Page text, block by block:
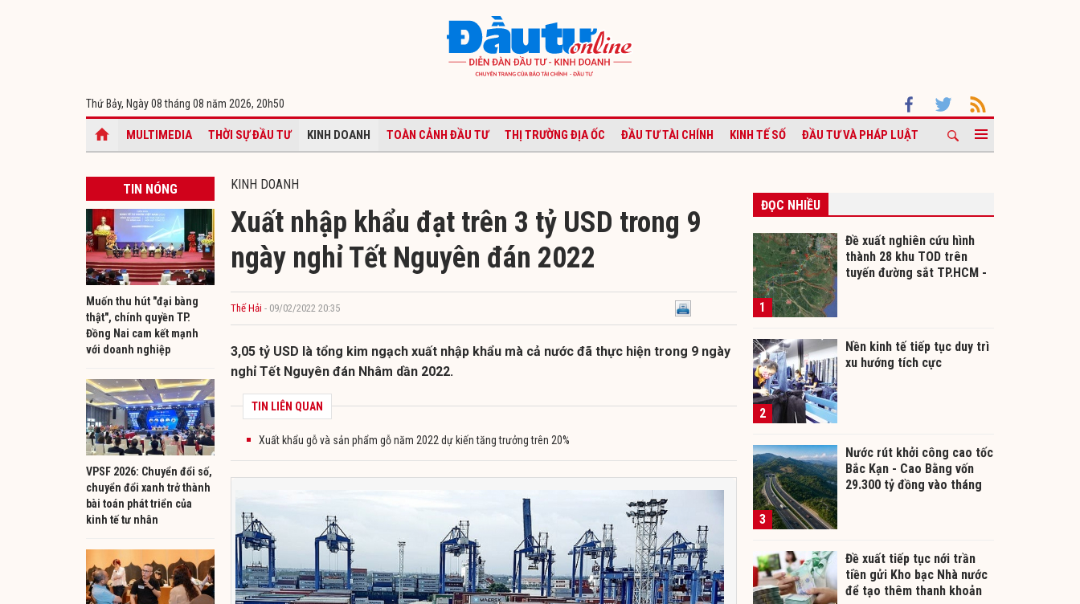
Thứ Bảy, Ngày 08 tháng 08 năm 2026, 20h50
MULTIMEDIA THỜI SỰ ĐẦU TƯ KINH DOANH TOÀN CẢNH ĐẦU TƯ THỊ TRƯỜNG ĐỊA ỐC ĐẦU TƯ TÀI CHÍNH KINH TẾ SỐ ĐẦU TƯ VÀ PHÁP LUẬT
TIN NÓNG
Muốn thu hút "đại bàng
thật", chính quyền TP.
Đồng Nai cam kết mạnh
với doanh nghiệp
VPSF 2026: Chuyển đổi số,
chuyển đổi xanh trở thành
bài toán phát triển của
kinh tế tư nhân
KINH DOANH
Xuất nhập khẩu đạt trên 3 tỷ USD trong 9
ngày nghỉ Tết Nguyên đán 2022
Thế Hải - 09/02/2022 20:35
3,05 tỷ USD là tổng kim ngạch xuất nhập khẩu mà cả nước đã thực hiện trong 9 ngày
nghỉ Tết Nguyên đán Nhâm dần 2022.
TIN LIÊN QUAN
Xuất khẩu gỗ và sản phẩm gỗ năm 2022 dự kiến tăng trưởng trên 20%
ĐỌC NHIỀU
1
Đề xuất nghiên cứu hình
thành 28 khu TOD trên
tuyến đường sắt TP.HCM -
2
Nền kinh tế tiếp tục duy trì
xu hướng tích cực
3
Nước rút khởi công cao tốc
Bắc Kạn - Cao Bằng vốn
29.300 tỷ đồng vào tháng
Đề xuất tiếp tục nới trần
tiền gửi Kho bạc Nhà nước
để tạo thêm thanh khoản